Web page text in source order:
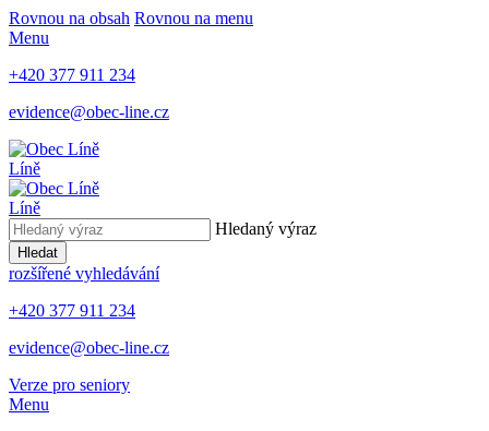
Rovnou na obsah Rovnou na menu
Menu
+420 377 911 234
evidence@obec-line.cz
Líně
Líně
Hledaný výraz
Hledat
rozšířené vyhledávání
+420 377 911 234
evidence@obec-line.cz
Verze pro seniory
Menu